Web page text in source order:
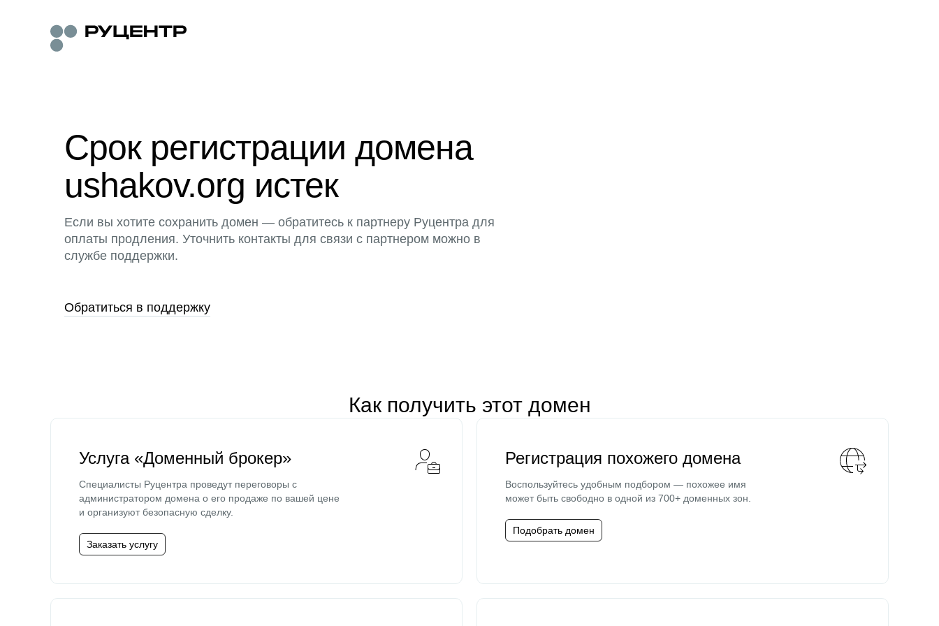
Срок регистрации домена
ushakov.org истек
Если вы хотите сохранить домен — обратитесь к партнеру Руцентра для
оплаты продления. Уточнить контакты для связи с партнером можно в
службе поддержки.
Обратиться в поддержку
Как получить этот домен
Услуга «Доменный брокер»
Специалисты Руцентра проведут переговоры с
администратором домена о его продаже по вашей цене
и организуют безопасную сделку.
Заказать услугу
Регистрация похожего домена
Воспользуйтесь удобным подбором — похожее имя
может быть свободно в одной из 700+ доменных зон.
Подобрать домен